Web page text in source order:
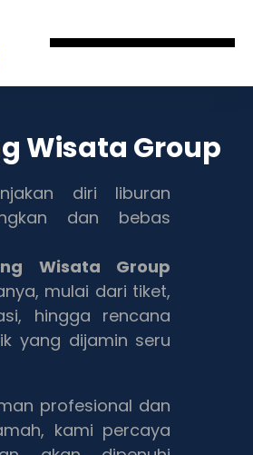
Wisata Group
diri liburan
dan bebas
Wisata Group
mulai dari tiket,
hingga rencana
yang dijamin seru
profesional dan
kami percaya